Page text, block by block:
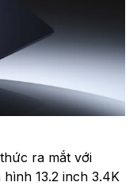
ra mắt với
13.2 inch 3.4K